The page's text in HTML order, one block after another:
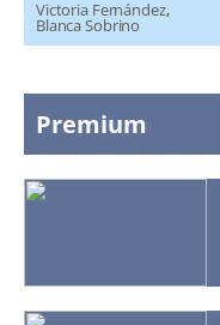
Victoria Fernández
Blanca Sobrino
Premium